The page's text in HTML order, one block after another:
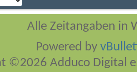
Alle Zeitangaben in
Powered by
©2026 Adduco Digital